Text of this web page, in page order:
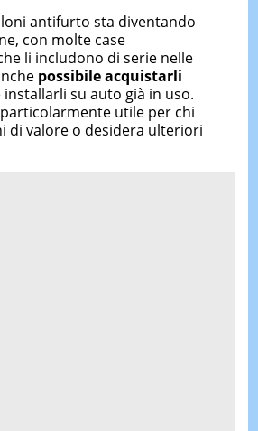
antifurto sta diventando
con molte case
li includono di serie nelle
possibile acquistarli
su auto già in uso.
utile per chi
di valore o desidera ulteriori